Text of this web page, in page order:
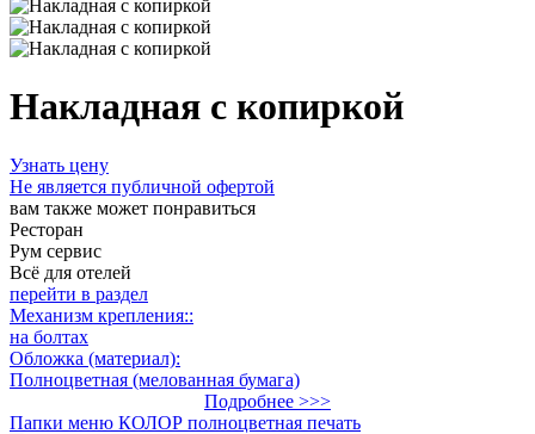
Накладная с копиркой
Узнать цену
Не является публичной офертой
вам также может понравиться
Ресторан
Рум сервис
Всё для отелей
перейти в раздел
Механизм крепления::
на болтах
Обложка (материал):
Полноцветная (мелованная бумага)
Подробнее >>>
Папки меню КОЛОР полноцветная печать